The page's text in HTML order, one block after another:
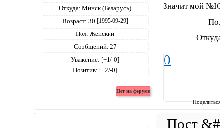
Откуда: Минск (Беларусь)
Возраст: 30 [1995-09-29]
Пол: Женский
Сообщений: 27
Уважение: [+1/-0]
Позитив: [+2/-0]
Значит мой
0